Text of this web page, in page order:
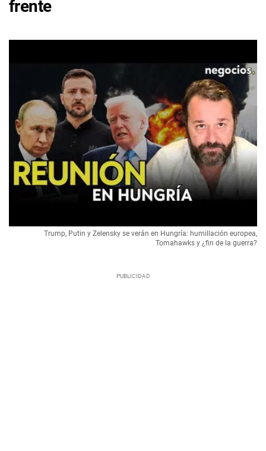
frente
Trump, Putin y Zelensky se verán en Hungría: humillación europea,
Tomahawks y ¿fin de la guerra?